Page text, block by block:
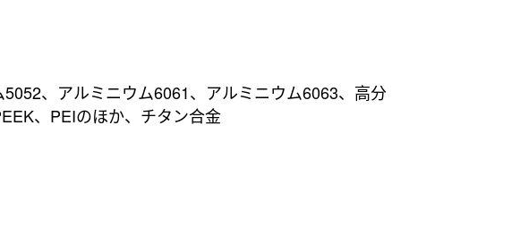
、アルミニウム6061、アルミニウム6063、高分
、PEIのほか、チタン合金